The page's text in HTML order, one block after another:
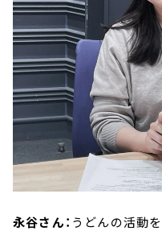
永谷さん： うどんの活動を